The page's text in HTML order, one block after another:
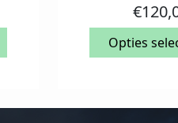
€
Opties
meerdere
variaties.